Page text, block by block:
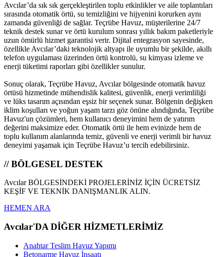
Avcılar’da sık sık gerçekleştirilen toplu etkinlikler ve aile toplantıları
sırasında otomatik örtü, su temizliğini ve hijyenini korurken aynı
zamanda güvenliği de sağlar. Teçrübe Havuz, müşterilerine 24/7
teknik destek sunar ve örtü kurulum sonrası yıllık bakım paketleriyle
uzun ömürlü hizmet garantisi verir. Dijital entegrasyon sayesinde,
özellikle Avcılar’daki teknolojik altyapı ile uyumlu bir şekilde, akıllı
telefon uygulaması üzerinden örtü kontrolü, su kimyası izleme ve
enerji tüketimi raporları gibi özellikler sunulur.
Sonuç olarak, Teçrübe Havuz, Avcılar bölgesinde otomatik havuz
örtüsü hizmetinde mühendislik kalitesi, güvenlik, enerji verimliliği
ve lüks tasarım açısından eşsiz bir seçenek sunar. Bölgenin değişken
iklim koşulları ve yoğun yaşam tarzı göz önüne alındığında, Teçrübe
Havuz'un çözümleri, hem kullanıcı deneyimini hem de yatırım
değerini maksimize eder. Otomatik örtü ile hem evinizde hem de
toplu kullanım alanlarında temiz, güvenli ve enerji verimli bir havuz
deneyimi yaşamak için Teçrübe Havuz’u tercih edebilirsiniz.
// BÖLGESEL DESTEK
Avcılar BÖLGESİNDEKİ PROJELERİNİZ İÇİN ÜCRETSİZ
KEŞİF VE TEKNİK DANIŞMANLIK ALIN.
HEMEN ARA
Avcılar'DA DİĞER HİZMETLERİMİZ
Anahtar Teslim Havuz Yapımı
Betonarme Havuz İnşaatı